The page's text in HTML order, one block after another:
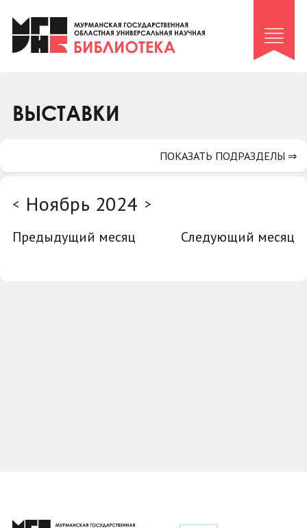
Клуб «Гиря и сельдерей»
Клуб «Семейный архив»
Коллегам
ВЫСТАВКИ
< Ноябрь 2024 >
Предыдущий месяц
Следующий месяц
ПОКАЗАТЬ ПОДРАЗДЕЛЫ ⇒